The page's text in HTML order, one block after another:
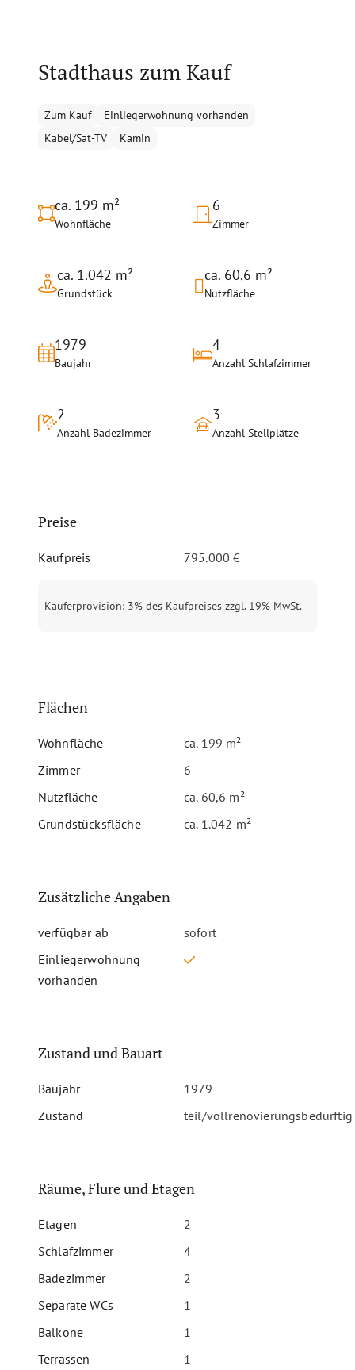
Stadthaus zum Kauf
Zum Kauf
Einliegerwohnung vorhanden
Kabel/Sat-TV
Kamin
ca. 199 m²
Wohnfläche
6
Zimmer
ca. 1.042 m²
Grundstück
ca. 60,6 m²
Nutzfläche
1979
Baujahr
4
Anzahl Schlafzimmer
2
Anzahl Badezimmer
3
Anzahl Stellplätze
Preise
Kaufpreis 795.000 €
Käuferprovision: 3% des Kaufpreises zzgl. 19% MwSt.
Flächen
Wohnfläche
ca. 199 m²
Zimmer
6
Nutzfläche
ca. 60,6 m²
Grundstücksfläche
ca. 1.042 m²
Zusätzliche Angaben
verfügbar ab
sofort
Einliegerwohnung
vorhanden
Zustand und Bauart
Baujahr
1979
Zustand
teil/vollrenovierungsbedürftig
Räume, Flure und Etagen
Etagen
2
Schlafzimmer
4
Badezimmer
2
Separate WCs
1
Balkone
1
Terrassen
1